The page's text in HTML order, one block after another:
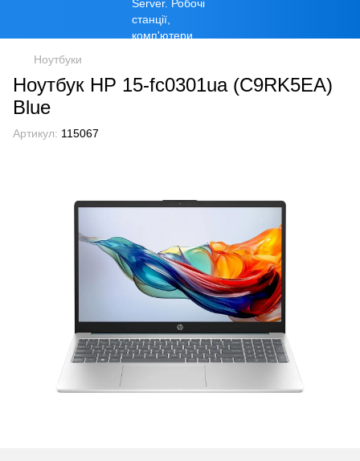
Ноутбуки
Ноутбук HP 15-fc0301ua (C9RK5EA)
Blue
Артикул: 115067